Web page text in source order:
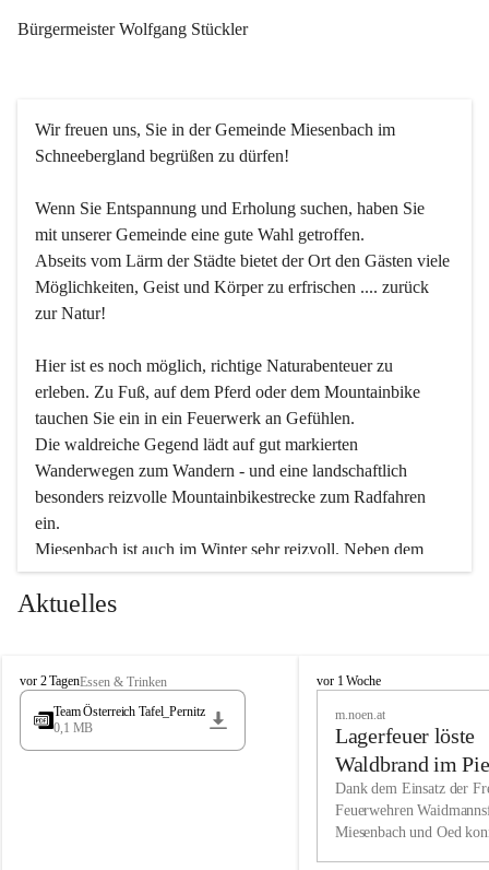
Bürgermeister Wolfgang Stückler
Wir freuen uns, Sie in der Gemeinde Miesenbach im
Schneebergland begrüßen zu dürfen!
Wenn Sie Entspannung und Erholung suchen, haben Sie
mit unserer Gemeinde eine gute Wahl getroffen.
Abseits vom Lärm der Städte bietet der Ort den Gästen viele
Möglichkeiten, Geist und Körper zu erfrischen .... zurück
zur Natur!
Hier ist es noch möglich, richtige Naturabenteuer zu
erleben. Zu Fuß, auf dem Pferd oder dem Mountainbike
tauchen Sie ein in ein Feuerwerk an Gefühlen.
Die waldreiche Gegend lädt auf gut markierten
Wanderwegen zum Wandern - und eine landschaftlich
besonders reizvolle Mountainbikestrecke zum Radfahren
ein.
Miesenbach ist auch im Winter sehr reizvoll. Neben dem
Eisstockschießen gibt es auf dem nahe gelegenen Unterberg
wunderschöne Naturschneepisten, die zum Schifahren oder
vielfältige Angebot unserer Kulturvereine.
Überzeugen Sie sich selbst, dass Sie in Miesenbach sowie
in den Beherbergungsbetrieben, Gaststätten und urigen
Wir kennen Miesenbach als lebens- und liebenswerten Ort.
Tradition und Innovation werden ebenso groß geschrieben
Aktuelles
M
i
s
vor 2 TagenEssen & Trinken
Team Österreich Tafel_Pernitz
0,1 MB
M
h
vor 1 Woche
m.noen.at
Lagerfeuer löste
Waldbrand im
aus
Dank dem Einsatz der
Feuerwehren
Miesenbach und Oed